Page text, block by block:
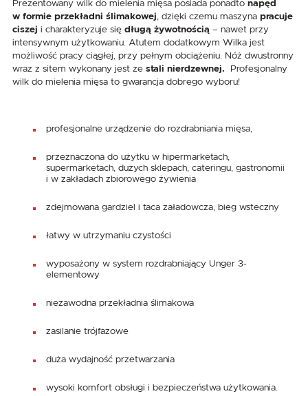
Prezentowany wilk do mielenia mięsa posiada ponadto napęd
w formie przekładni ślimakowej , dzięki czemu maszyna pracuje
ciszej i charakteryzuje się długą żywotnością – nawet przy
intensywnym użytkowaniu. Atutem dodatkowym Wilka jest
możliwość pracy ciągłej, przy pełnym obciążeniu. Nóż dwustronny
wraz z sitem wykonany jest ze stali nierdzewnej. Profesjonalny
wilk do mielenia mięsa to gwarancja dobrego wyboru!
profesjonalne urządzenie do rozdrabniania mięsa,
przeznaczona do użytku w hipermarketach,
supermarketach, dużych sklepach, cateringu, gastronomii
i w zakładach zbiorowego żywienia
zdejmowana gardziel i taca załadowcza, bieg wsteczny
łatwy w utrzymaniu czystości
wyposażony w system rozdrabniający Unger 3-
elementowy
niezawodna przekładnia ślimakowa
zasilanie trójfazowe
duża wydajność przetwarzania
wysoki komfort obsługi i bezpieczeństwa użytkowania.